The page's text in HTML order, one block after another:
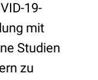
19-
mit
Studien
zu